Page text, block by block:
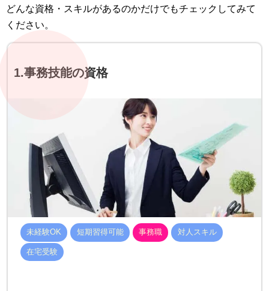
どんな資格・スキルがあるのかだけでもチェックしてみて
ください。
1.事務技能の資格
未経験OK 短期習得可能 事務職 対人スキル
在宅受験